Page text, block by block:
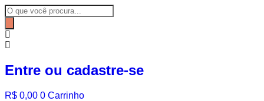
Ir
para
o
conteúdo
Pesquisar
produtos
Entre ou cadastre-se
R$ 0,00 0 Carrinho